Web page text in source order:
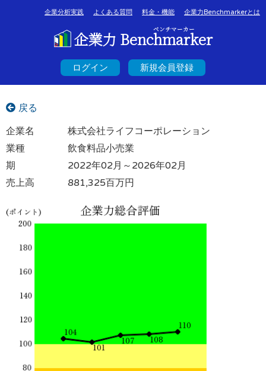
企業分析実践 よくある質問 料金・機能 企業力Benchmarkerとは
ベンチマーカー
企業力 Benchmarker
ログイン 新規会員登録
戻る
企業名
株式会社ライフコーポレーション
業種
飲食料品小売業
期
2022年02月～2026年02月
売上高
881,325百万円